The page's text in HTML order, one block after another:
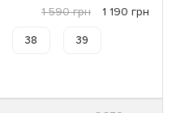
1 590 грн 1 190 грн
38 39